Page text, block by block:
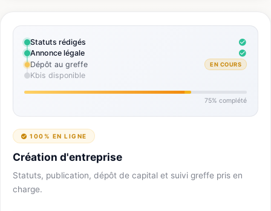
Statuts rédigés
Annonce légale
Dépôt au greffe
EN COURS
Kbis disponible
75% complété
100% EN LIGNE
Création d'entreprise
Statuts, publication, dépôt de capital et suivi greffe pris en
charge.